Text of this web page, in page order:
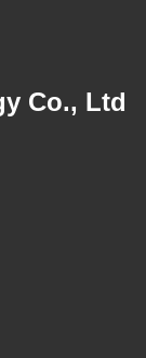
Co., Ltd